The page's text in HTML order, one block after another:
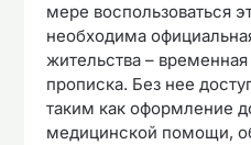
мере воспользоваться
необходима
жительства –
прописка. Без нее
таким как оформление
медицинской помощи,